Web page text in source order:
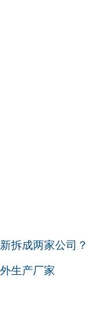
拆成两家公司？
生产厂家